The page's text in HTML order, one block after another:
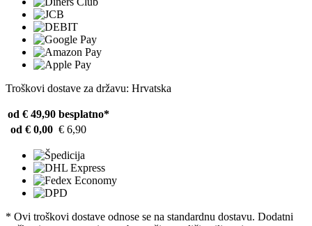
Troškovi dostave za državu: Hrvatska
od € 49,90 besplatno*
od € 0,00 € 6,90
* Ovi troškovi dostave odnose se na standardnu ​​dostavu. Dodatni